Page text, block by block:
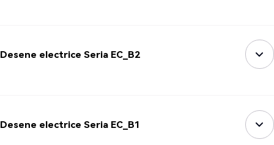
Desene electrice Seria EC_B2
Desene electrice Seria EC_B1